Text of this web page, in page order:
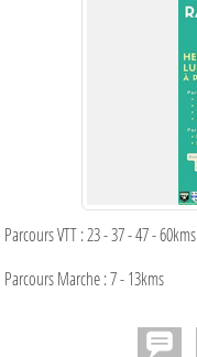
Parcours VTT : 23 - 37 - 47 - 60kms
Parcours Marche : 7 - 13kms